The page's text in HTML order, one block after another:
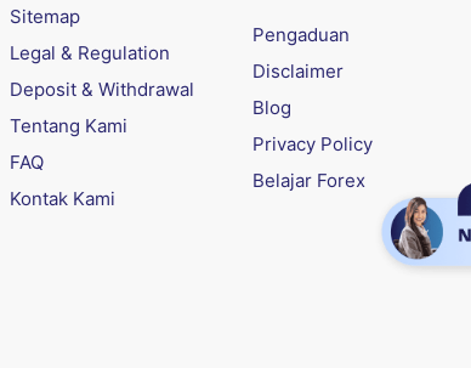
Sitemap
Legal & Regulation
Deposit & Withdrawal
Tentang Kami
FAQ
Kontak Kami
Pengaduan
Disclaimer
Blog
Privacy Policy
Belajar Forex